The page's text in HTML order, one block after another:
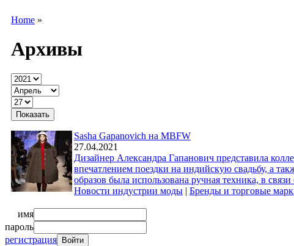
Home »
Архивы
Sasha Gapanovich на MBFW
27.04.2021
Дизайнер Александра Гапанович представила
впечатлением поездки на индийскую свадьбу, а
образов была использована ручная техника, в
Новости индустрии моды | Бренды и торговые
имя
пароль
регистрация